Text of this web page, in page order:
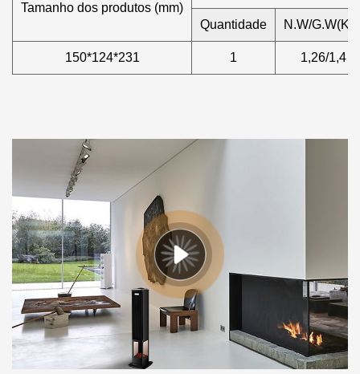
Tamanho dos produtos (mm)
Quantidade N.W/
150*124*231 1 1,26/1,4